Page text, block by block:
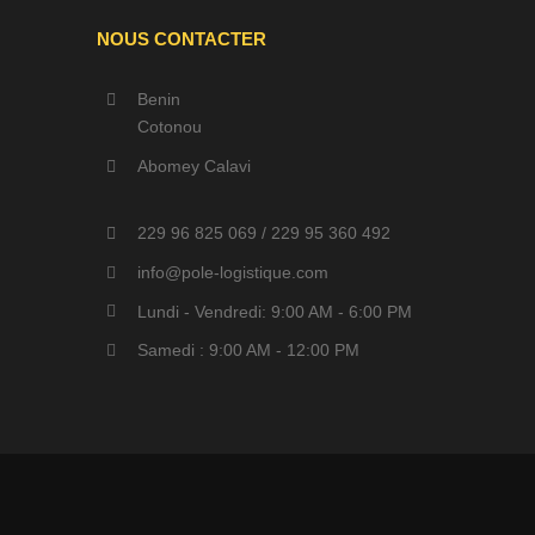
NOUS CONTACTER
Benin
Cotonou
Abomey Calavi
229 96 825 069 / 229 95 360 492
info@pole-logistique.com
Lundi - Vendredi: 9:00 AM - 6:00 PM
Samedi : 9:00 AM - 12:00 PM